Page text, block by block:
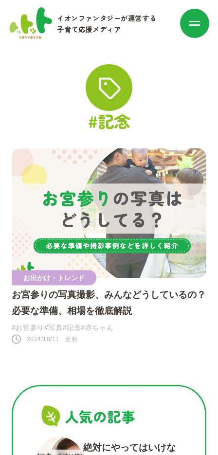
イオンファンタジーが運営する
子育て応援メディア
カテゴリ別に探す
マネー
お出かけ・トレンド
その他
人気のキーワード
#0歳 #接し方 #悩み #寝かしつけ
#1歳 #行事・イベント
#育児の不安
#パパ #夜泣き
SNS
このページをシェアする
#記念
お出かけ・トレンド
お宮参りの写真撮影、みんなどうしているの？
必要な準備、相場を徹底解説
#お宮参り #写真#記念#赤ちゃん
2024/10/11 更新
人気の記事
絶対にやってはいけな